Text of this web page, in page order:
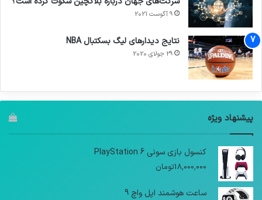
9 آگوست 2021
نتایج دیدار‌های لیگ بسکتبال NBA
29 جولای 2020
پیشنهاد ویژه
کنسول بازی سونی PlayStation 6
18,000,000تومان
ساعت هوشمند اپل واچ 9